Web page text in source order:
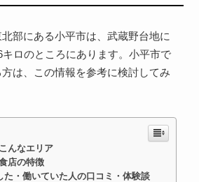
部にある小平市は、武蔵野台地に
ロのところにあります。小平市で
は、この情報を参考に検討してみ
んなエリア
店の特徴
・働いていた人の口コミ・体験談